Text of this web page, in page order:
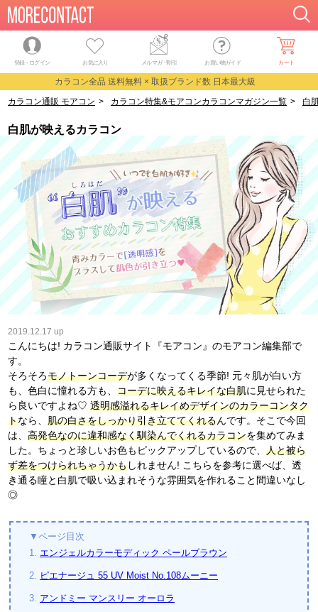
登録・ログイン お気に入り メルマガ・割引 お買い物ガイド カート
カラコン全品 送料無料 × 取扱ブランド数 日本最大級
カラコン通販 モアコン > カラコン特集&モアコンカラコンマガジン一覧 > 白
白肌が映えるカラコン
2019.12.17 up
こんにちは! カラコン通販サイト『モアコン』のモアコン編集部で
す。
そろそろモノトーンコーデが多くなってくる季節! 元々肌が白い方
も、色白に憧れる方も、コーデに映えるキレイな白肌に見せられた
ら良いですよね♡透明感溢れるキレイめデザインのカラーコンタク
トなら、肌の白さをしっかり引き立ててくれるんです。そこで今回
は、高発色なのに違和感なく馴染んでくれるカラコンを集めてみま
した。ちょっと珍しいお色もピックアップしているので、人と被ら
ず差をつけられちゃうかもしれません! こちらを参考に選べば、透
き通る瞳と白肌で吸い込まれそうな雰囲気を作れること間違いなし
◎
▼ページ目次
1. エンジェルカラーモディック ペールブラウン
2. ピエナージュ 55 UV Moist No.108ムーニー
3. アンドミー マンスリー オーロラ